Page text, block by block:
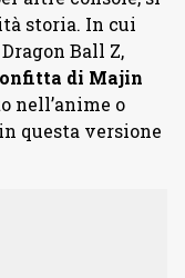
storia. In cui
Ball Z,
di Majin
nell’anime o
questa versione